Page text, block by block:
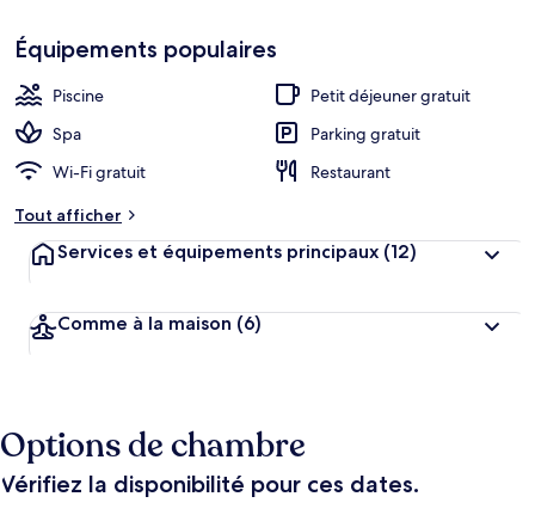
Équipements populaires
Piscine
Petit déjeuner gratuit
Spa
Parking gratuit
Wi-Fi gratuit
Restaurant
Tout afficher
Services et équipements principaux (12)
Comme à la maison (6)
Options de chambre
Vérifiez la disponibilité pour ces dates.